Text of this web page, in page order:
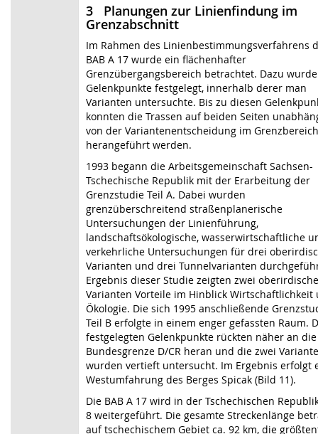
3 Planungen zur Linienfindung im
Grenzabschnitt
Im Rahmen des Linienbestimmungsverfahrens
BAB A 17 wurde ein flächenhafter
Grenzübergangsbereich betrachtet. Dazu
Gelenkpunkte festgelegt, innerhalb derer man
Varianten untersuchte. Bis zu diesen
konnten die Trassen auf beiden Seiten
von der Variantenentscheidung im Grenzbereich
herangeführt werden.
1993 begann die Arbeitsgemeinschaft Sachsen-
Tschechische Republik mit der Erarbeitung der
Grenzstudie Teil A. Dabei wurden
grenzüberschreitend straßenplanerische
Untersuchungen der Linienführung,
landschaftsökologische, wasserwirtschaftliche
verkehrliche Untersuchungen für drei
Varianten und drei Tunnelvarianten
Ergebnis dieser Studie zeigten zwei oberirdische
Varianten Vorteile im Hinblick Wirtschaftlichkeit
Ökologie. Die sich 1995 anschließende
Teil B erfolgte in einem enger gefassten Raum.
festgelegten Gelenkpunkte rückten näher an die
Bundesgrenze D/CR heran und die zwei
wurden vertieft untersucht. Im Ergebnis erfolgt
Westumfahrung des Berges Spicak (Bild 11).
Die BAB A 17 wird in der Tschechischen
8 weitergeführt. Die gesamte Streckenlänge
auf tschechischem Gebiet ca. 92 km, die